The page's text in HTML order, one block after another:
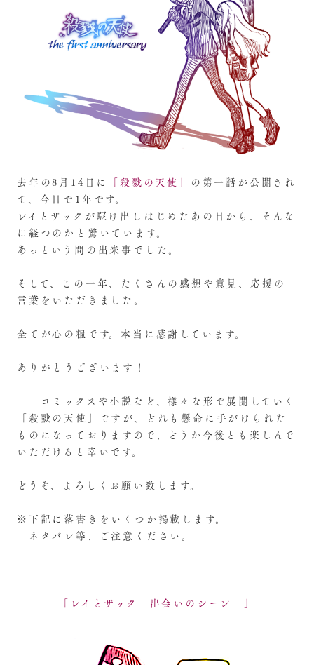
去年の8月14日に 「殺戮の天使」 の第一話が公開され
て、今日で1年です。
レイとザックが駆け出しはじめたあの日から、そんな
に経つのかと驚いています。
あっという間の出来事でした。
そして、この一年、たくさんの感想や意見、応援の
言葉をいただきました。
全てが心の糧です。本当に感謝しています。
ありがとうございます！
――コミックスや小説など、様々な形で展開していく
「殺戮の天使」ですが、どれも懸命に手がけられた
ものになっておりますので、どうか今後とも楽しんで
いただけると幸いです。
どうぞ、よろしくお願い致します。
※下記に落書きをいくつか掲載します。
ネタバレ等、ご注意ください。
「レイとザック―出会いのシーン―」